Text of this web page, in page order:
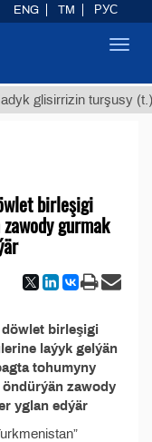
glisirrizin turşusy (t.)
birleşigi
gurmak
birleşigi
laýyk gelýän
tohumyny
zawody
yglan edýär
ENG TM РУС